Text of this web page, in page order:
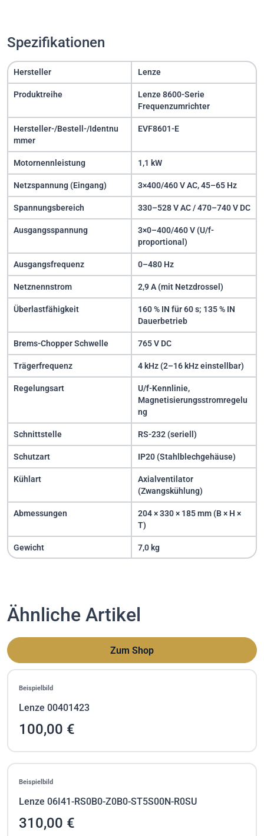
Spezifikationen
Hersteller Lenze
Produktreihe
Lenze 8600-Serie
Frequenzumrichter
Hersteller-/Bestell-/Identnu
mmer
EVF8601-E
Motornennleistung 1,1 kW
Netzspannung (Eingang) 3×400/460 V AC, 45–65 Hz
Spannungsbereich 330–528 V AC / 470–740 V DC
Ausgangsspannung
3×0–400/460 V (U/f-
proportional)
Ausgangsfrequenz 0–480 Hz
Netznennstrom 2,9 A (mit Netzdrossel)
Überlastfähigkeit
160 % IN für 60 s; 135 % IN
Dauerbetrieb
Brems-Chopper Schwelle 765 V DC
Trägerfrequenz 4 kHz (2–16 kHz einstellbar)
Regelungsart
U/f-Kennlinie,
Magnetisierungsstromregelu
ng
Schnittstelle RS-232 (seriell)
Schutzart IP20 (Stahlblechgehäuse)
Kühlart
Axialventilator
(Zwangskühlung)
Abmessungen
204 × 330 × 185 mm (B × H ×
T)
Gewicht 7,0 kg
Ähnliche Artikel
Zum Shop
Beispielbild
Lenze 00401423
100,00 €
Beispielbild
Lenze 06I41-RS0B0-Z0B0-ST5S00N-R0SU
310,00 €